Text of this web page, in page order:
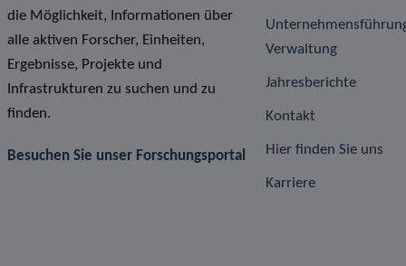
die Möglichkeit, Informationen über
alle aktiven Forscher, Einheiten,
Ergebnisse, Projekte und
Infrastrukturen zu suchen und zu
finden.
Besuchen Sie unser Forschungsportal
Verwaltung
Jahresberichte
Kontakt
Hier finden Sie uns
Karriere